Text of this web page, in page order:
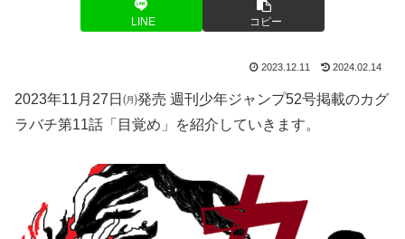
LINE コピー
2023.12.11 2024.02.14
2023年11月27日㈪発売 週刊少年ジャンプ52号掲載のカグ
ラバチ第11話「目覚め」を紹介していきます。